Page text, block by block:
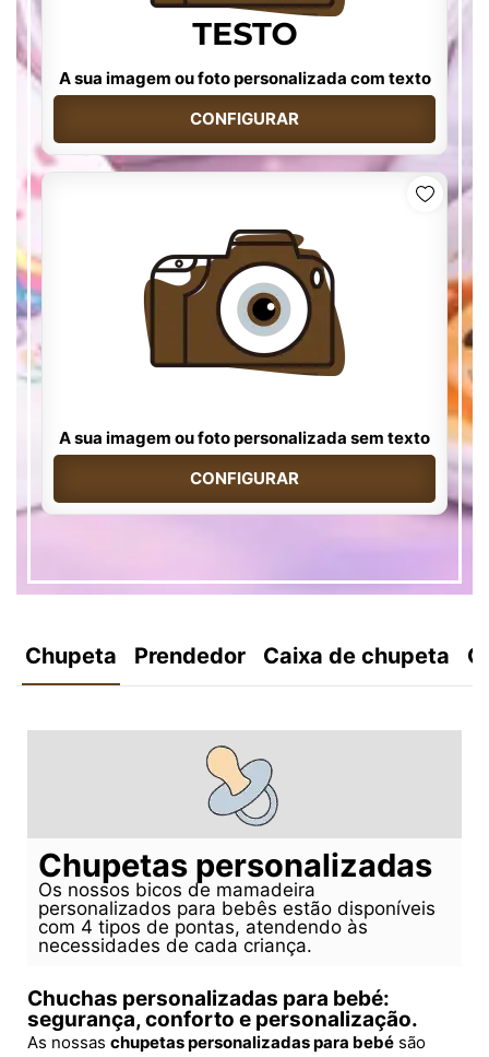
A sua imagem ou foto personalizada com texto
CONFIGURAR
A sua imagem ou foto personalizada sem texto
CONFIGURAR
Chupeta Prendedor Caixa de chupeta
Chupetas personalizadas
Os nossos bicos de mamadeira
personalizados para bebês estão disponíveis
com 4 tipos de pontas, atendendo às
necessidades de cada criança.
Chuchas personalizadas para bebé:
segurança, conforto e personalização.
As nossas chupetas personalizadas para bebé são